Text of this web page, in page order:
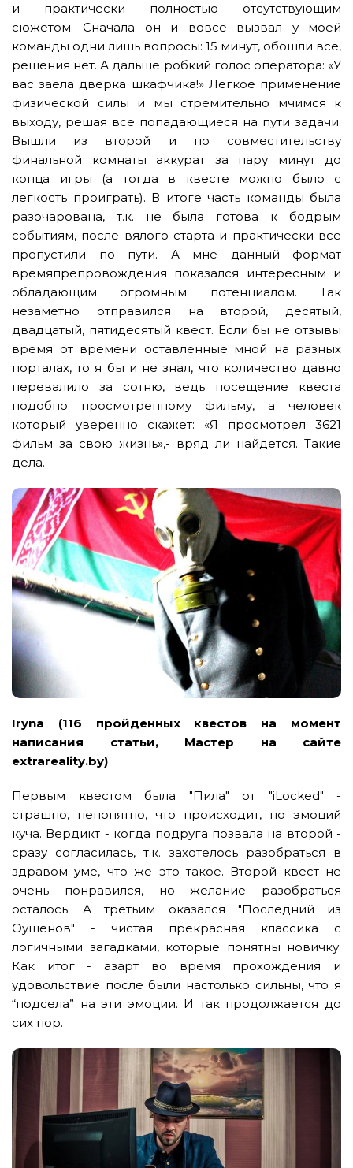
и практически полностью отсутствующим
сюжетом. Сначала он и вовсе вызвал у моей
команды одни лишь вопросы: 15 минут, обошли все,
решения нет. А дальше робкий голос оператора: «У
вас заела дверка шкафчика!» Легкое применение
физической силы и мы стремительно мчимся к
выходу, решая все попадающиеся на пути задачи.
Вышли из второй и по совместительству
финальной комнаты аккурат за пару минут до
конца игры (а тогда в квесте можно было с
легкость проиграть). В итоге часть команды была
разочарована, т.к. не была готова к бодрым
событиям, после вялого старта и практически все
пропустили по пути. А мне данный формат
времяпрепровождения показался интересным и
обладающим огромным потенциалом. Так
незаметно отправился на второй, десятый,
двадцатый, пятидесятый квест. Если бы не отзывы
время от времени оставленные мной на разных
порталах, то я бы и не знал, что количество давно
перевалило за сотню, ведь посещение квеста
подобно просмотренному фильму, а человек
который уверенно скажет: «Я просмотрел 3621
фильм за свою жизнь»,- вряд ли найдется. Такие
дела.
Iryna (116 пройденных квестов на момент
написания статьи, Мастер на сайте
extrareality.by)
Первым квестом была "Пила" от "iLocked" -
страшно, непонятно, что происходит, но эмоций
куча. Вердикт - когда подруга позвала на второй -
сразу согласилась, т.к. захотелось разобраться в
здравом уме, что же это такое. Второй квест не
очень понравился, но желание разобраться
осталось. А третьим оказался "Последний из
Оушенов" - чистая прекрасная классика с
логичными загадками, которые понятны новичку.
Как итог - азарт во время прохождения и
удовольствие после были настолько сильны, что я
“подсела” на эти эмоции. И так продолжается до
сих пор.